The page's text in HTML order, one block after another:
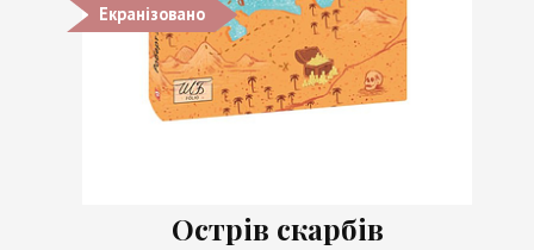
Екранізовано
Острів скарбів